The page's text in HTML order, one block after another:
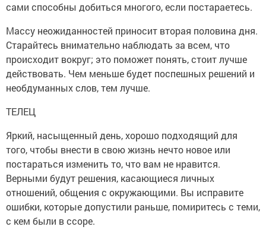
сами способны добиться многого, если постараетесь.
Массу неожиданностей приносит вторая половина дня.
Старайтесь внимательно наблюдать за всем, что
происходит вокруг; это поможет понять, стоит лучше
действовать. Чем меньше будет поспешных решений и
необдуманных слов, тем лучше.
ТЕЛЕЦ
Яркий, насыщенный день, хорошо подходящий для
того, чтобы внести в свою жизнь нечто новое или
постараться изменить то, что вам не нравится.
Верными будут решения, касающиеся личных
отношений, общения с окружающими. Вы исправите
ошибки, которые допустили раньше, помиритесь с теми,
с кем были в ссоре.